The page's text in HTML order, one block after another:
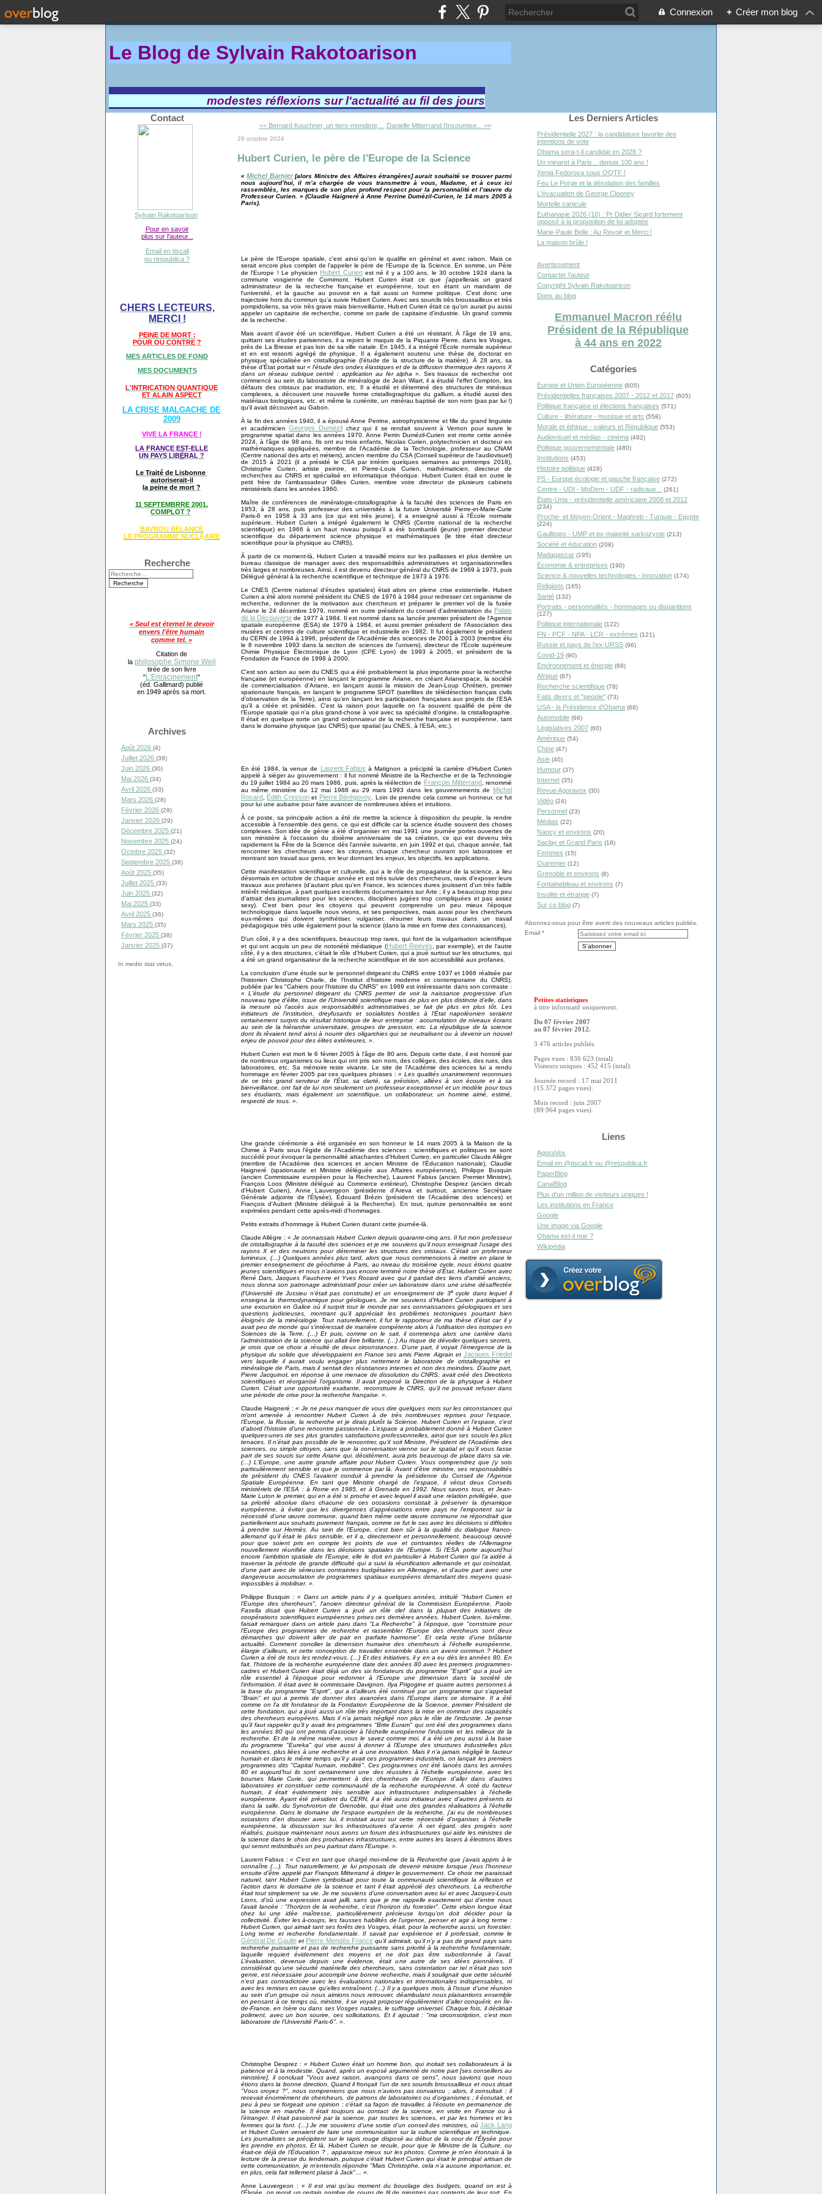
Connexion + Créer mon blog
Le Blog de Sylvain Rakotoarison
modestes réflexions sur l'actualité au fil des jours
Contact
Sylvain Rakotoarison
Pour en savoir
plus sur l'auteur...
Email en tiscali
ou respublica ?
CHERS LECTEURS,
MERCI !
PEINE DE MORT :
POUR OU CONTRE ?
MES ARTICLES DE FOND
MES DOCUMENTS
L'INTRICATION QUANTIQUE
ET ALAIN ASPECT
LA CRISE MALGACHE DE
2009
VIVE LA FRANCE !
LA FRANCE EST-ELLE
UN PAYS LIBÉRAL ?
Le Traité de Lisbonne
autoriserait-il
la peine de mort ?
11 SEPTEMBRRE 2001,
COMPLOT ?
BAYROU RELANCE
LE PROGRAMME NUCLÉAIRE
Recherche
« Seul est éternel le devoir
envers l'être humain
comme tel. »
Citation de
la philosophe Simone Weil
tirée de son livre
"L'Enracinement"
(éd. Gallimard) publié
en 1949 après sa mort.
Archives
Août 2026 (4)
Juillet 2026 (39)
Juin 2026 (30)
Mai 2026 (34)
Avril 2026 (33)
Mars 2026 (28)
Février 2026 (29)
Janvier 2026 (29)
Décembre 2025 (21)
Novembre 2025 (24)
Octobre 2025 (32)
Septembre 2025 (38)
Août 2025 (35)
Juillet 2025 (33)
Juin 2025 (32)
Mai 2025 (33)
Avril 2025 (36)
Mars 2025 (35)
Février 2025 (38)
Janvier 2025 (37)
In medio stat virtus.
<< Bernard Kouchner, un tiers-mondiste,... Danielle Mitterrand l'Insoumise... >>
29 octobre 2024
Hubert Curien, le père de l'Europe de la Science
«Michel Barnier[alors Ministre des Affaires étrangères] aurait souhaité se trouver parmi
nous aujourd’hui, il m’a chargée de vous transmettre à vous, Madame, et à ceux ici
rassemblés, les marques de son plus profond respect pour la personnalité et l’œuvre du
Professeur Curien. » (Claudie Haigneré à Anne Perrine Dumézil-Curien, le 14 mars 2005 à
Paris).
Le père de l'Europe spatiale, c'est ainsi qu'on le qualifie en général et avec raison. Mais ce
serait encore plus complet de l'appeler le père de l'Europe de la Science. En somme, un Père
de l'Europe ! Le physicien Hubert Curienest né il y a 100 ans, le 30 octobre 1924 dans la
commune vosgienne de Cornimont. Hubert Curien était ce que j'appellerais un grand
administrateur de la recherche française et européenne, tout en étant un mandarin de
l'université, et la gauche au pouvoir en a fait aussi un homme politique. C'est donc une
trajectoire hors du commun qu'a suivie Hubert Curien. Avec ses sourcils très broussailleux et très
pompidoliens, sa voix très grave mais bienveillante, Hubert Curien était ce qu'on aurait pu aussi
appeler un capitaine de recherche, comme on parle de capitaine d'industrie. Un grand commis
de la recherche.
Mais avant d'avoir été un scientifique, Hubert Curien a été un résistant. À l'âge de 19 ans,
quittant ses études parisiennes, il a rejoint le maquis de la Piquante Pierre, dans les Vosges,
près de La Bresse et pas loin de sa ville natale. En 1945, il a intégré l'École normale supérieur
et en est ressorti agrégé de physique. Il a également soutenu une thèse de doctorat en
physique spécialisée en cristallographie (l'étude de la structure de la matière). À 28 ans, sa
thèse d'État portait sur« l'étude des ondes élastiques et de la diffusion thermique des rayons X
dans un réseau cubique centré : application au fer alpha » . Ses travaux de recherche ont
commencé au sein du laboratoire de minéralogie de Jean Wiart, il a étudié l'effet Compton, les
défauts des cristaux par irradiation, etc. Il a étudié et déterminé des structures de minéraux
complexes, a découvert une nouvelle forme cristallographique du gallium, a étudié aussi des
matériaux biologiques, etc. et même la curiénite, un minérau baptisé de son nom (pas par lui !)
qu'il avait découvert au Gabon.
À la fin des années 1940, il a épousé Anne Perrine, astrophysicienne et fille du grand linguiste
et académicienGeorges Dumézil chez qui il se rendait souvent à Vernon pour suivre le
programme spatial dans les années 1970. Anne Perrin Dumézil-Curien est morte cette année
2024, à l'âge de 98 ans. Ils ont eu trois enfants, Nicolas Curien, polytechnicien et docteur en
mathématiques appliquées, membre de l'Académie de la Technologie, professeur au CNAM
(Centre national des arts et métiers), ancien membre du CSA (Conseil supérieur de l'audiovisuel)
de 2015 à 2021 (il a présidé le CSA par intérim quelques semaines au printemps 2018),
Christophe Curien, artiste peintre, et Pierre-Louis Curien, mathématicien, directeur de
recherches au CNRS et spécialisé en informatique théorique. Hubert Curien était en outre le
petit frère de l'ambassadeur Gilles Curien, membre voire directeur de plusieurs cabinets
ministériels dans les années 1960.
Maître de conférences de minéralogie-cristallographie à la faculté des sciences de Paris en
1953, à 28 ans, puis professeur des universités à la future Université Pierre-et-Marie-Curie
Paris-6 en 1958 à 33 ans (ce qui est très jeune), il a enseigné aussi à l'École normale
supérieure, Hubert Curien a intégré également le CNRS (Centre national de la recherche
scientifique) en 1966 à un haut niveau puisqu'il a été bombardé (jeune) premier directeur
scientifique du département science physique et mathématiques (le titre était directeur
scientifique pour la physique au CNRS).
À partir de ce moment-là, Hubert Curien a travaillé moins sur les paillasses et plus derrière un
bureau classique de manager avec des responsabilités administratives et organisationnelles
très larges et nombreuses. Ainsi, il est devenu directeur général du CNRS de 1969 à 1973, puis
Délégué général à la recherche scientifique et technique de 1973 à 1976.
Le CNES (Centre national d'études spatiales) était alors en pleine crise existentielle. Hubert
Curien a été alors nommé président du CNES de 1976 à 1984 pour redresser cet organisme de
recherche, redonner de la motivation aux chercheurs et préparer le premier vol de la fusée
Ariane le 24 décembre 1979, nommé en outre président du conseil d'administration du Palais
de la Découverte de 1977 à 1984. Il est nommé dans sa lancée premier président de l'Agence
spatiale européenne (ESA) de 1979 à 1984, et aussi premier président de l'Association des
musées et centres de culture scientifique et industrielle en 1982. Il fut également le président
du CERN de 1994 à 1996, président de l'Académie des sciences de 2001 à 2003 (membre élu
le 8 novembre 1993 dans la section de sciences de l'univers), directeur de l'École supérieure
Chimie Physique Électronique de Lyon (CPE Lyon) de 1993 à 2005, et président de la
Fondation de France de 1998 à 2000.
C'est son action au sein du CNES qui a été probablement la plus importante pour la recherche
française (et européenne) en lançant le programme Ariane, en créant Arianespace, la société
de commercialisation d'Ariane, en lançant aussi la mission de Jean-Loup Chrétien, premier
spationaute français, en lançant le programme SPOT (satellites de télédétection français civils
d'observation de la Terre), ainsi qu'en lançant les participation françaises aux projets de l'ESA
qu'il a créée et présidée. C'est la raison pour laquelle on l'a souvent qualifié de père de
l'Europe spatiale qui n'a plus grand-chose à voir avec sa spécialité d'origine, la cristallographie.
Il était en quelque sorte un grand ordonnateur de la recherche française et européenne, tant
dans le domaine physique (au CNRS) que spatial (au CNES, à l'ESA, etc.).
En été 1984, la venue de Laurent Fabius à Matignon a précipité la carrière d'Hubert Curien
appelé à siéger au gouvernement : il fut nommé Ministre de la Recherche et de la Technologie
du 19 juillet 1984 au 20 mars 1986, puis, après la réélection de François Mitterrand , renommé
au même ministère du 12 mai 1988 au 29 mars 1993 dans les gouvernements de Michel
Rocard Édith Cressonet Pierre Bérégovoy . Loin de prendre cela comme un honneur, ce fut
pour lui une aubaine pour faire avancer de nombreuses idées et intuitions.
À ce poste, sa principale action a été de mettre la science à disposition du peuple, la rendre
accessible à l'ensemble des gens, ce qui est difficile car la science étudie souvent des choses
complexes. Son idée de génie a été d'organiser en mai 1991 une journée portes ouvertes de
son ministère à l'occasion du dixième anniversaire de sa création, ce qui est devenu très
rapidement la Fête de la Science dès l'année suivante, en juin 1992 et qui, chaque année, fait
rencontrer les chercheurs avec les citoyens, chaque chercheur ouvrant son laboratoire et
montrant son travail aux gens, en leur donnant les enjeux, les objectifs, les applications.
Cette manifestation scientifique et culturelle, qui a le rôle de propagateur de la science, a lieu
désormais en octobre de chaque année et est très suivie des chercheurs, ravis d'exposer leurs
travaux aux profanes (d'autant plus qu'en France, les sciences dures jouissent d'un très faible
intérêt médiatique, à part quelques excellents documentaires sur Arte ; il y a beaucoup trop peu
d'attrait des journalistes pour les sciences, disciplines jugées trop compliquées et pas assez
sexy). C'est bien pour les citoyens qui peuvent comprendre un peu mieux l'époque
technologique dans laquelle nous vivons, et ses perspectives, mais aussi pour les chercheurs
eux-mêmes qui doivent synthétiser, vulgariser, résumer leurs travaux dans un travail
pédagogique très utile également pour la science (dans la mise en forme des connaissances).
D'un côté, il y a des scientifiques, beaucoup trop rares, qui font de la vulgarisation scientifique
et qui ont acquis un peu de notoriété médiatique (Hubert Reeves , par exemple), et de l'autre
côté, il y a des structures, c'était le rôle d'Hubert Curien, qui a joué surtout sur les structures, qui
a été un grand organisateur de la recherche scientifique et de son accessibilité aux profanes.
La conclusion d'une étude sur le personnel dirigeant du CNRS entre 1937 et 1966 réalisée par
l'historien Christophe Charle, de l'Institut d'histoire moderne et contemporaine du CNRS),
publiée par les "Cahiers pour l'histoire du CNRS" en 1989 est intéressante dans son contraste :
« L'étude du personnel dirigeant du CNRS permet de voir la naissance progressive d'un
nouveau type d'élite, issue de l'Université scientifique mais de plus en plus distincte d'elle, dans
la mesure où l'accès aux responsabilités administratives se fait de plus en plus tôt. Les
initiateurs de l'institution, dreyfusards et socialistes hostiles à l'État napoléonien seraient
certainement surpris du résultat historique de leur entreprise : accumulation de niveaux écrans
au sein de la hiérarchie universitaire, groupes de pression, etc. La république de la science
dont ils rêvaient tend ainsi à nourrir des oligarchies qui se neutralisent ou à devenir un nouvel
enjeu de pouvoir pour des élites extérieures. »
Hubert Curien est mort le 6 février 2005 à l'âge de 80 ans. Depuis cette date, il est honoré par
de nombreux organismes ou lieux qui ont pris son nom, des collèges, des écoles, des rues, des
laboratoires, etc. Sa mémoire reste vivante. Le site de l'Académie des sciences lui a rendu
hommage en février 2005 par ces quelques phrases :« Les qualités unanimement reconnues
de ce très grand serviteur de l'État, sa clarté, sa précision, alliées à son écoute et à sa
bienveillance, ont fait de lui non seulement un professeur exceptionnel et un modèle pour tous
ses étudiants, mais également un scientifique, un collaborateur, un homme aimé, estimé,
respecté de tous. »
Une grande cérémonie a été organisée en son honneur le 14 mars 2005 à la Maison de la
Chimie à Paris sous l'égide de l'Académie des sciences : scientifiques et politiques se sont
succédé pour évoquer la personnalité attachantes d'Hubert Curien, en particulier Claude Allègre
(membre de l'Académie des sciences et ancienMinistre de l'Éducation nationale), Claudie
Haigneré (spationaute et Ministre déléguée aux Affaires européennes), Philippe Busquin
(ancien Commissaire européen pour la Recherche), Laurent Fabius (ancien Premier Ministre),
François Loos (Ministre délégué au Commerce extérieur), Christophe Desprez (ancien dircab
d'Hubert Curien), Anne Lauvergeon (présidente d'Areva et surtout, ancienne Secrétaire
Générale adjointe del'Élysée), Édouard Brézin (président de l'Académie des sciences) et
François d'Aubert (Ministre délégué à la Recherche). En tout, quinze personnalités se sont
exprimées pendant cette après-midi d'hommages.
Petits extraits d'hommage à Hubert Curien durant cette journée-là.
Claude Allègre :« Je connaissais Hubert Curien depuis quarante-cinq ans. Il fut mon professeur
de cristallographie à la faculté des sciences et je me souviens qu’il nous enseignait l’usage des
rayons X et des neutrons pour déterminer les structures des cristaux. C’était un professeur
lumineux. (…) Quelques années plus tard, alors que nous commencions à mettre en place le
premier enseignement de géochimie à Paris, au niveau du troisième cycle, nous étions quatre
jeunes scientifiques et nous n’avions pas encore terminé notre thèse d’État, Hubert Curien avec
René Dars, Jacques Faucherre et Yves Rocard avec qui il gardait des liens d’amitié anciens,
nous donna son patronage administratif pour créer un laboratoire dans une usine désaffectée
(l’Université de Jussieu n’était pas construite) et un enseignement de 3ecycle dans lequel il
enseigna la thermodynamique pour géologues. Je me souviens d’Hubert Curien participant à
une excursion en Galice où il surprit tout le monde par ses connaissances géologiques et ses
questions judicieuses, montrant qu’il appréciait les problèmes tectoniques pourtant bien
éloignés de la minéralogie. Tout naturellement, il fut le rapporteur de ma thèse d’état car il y
avait peu de monde qui s’intéressait de manière compétente alors à l’utilisation des isotopes en
Sciences de la Terre. (…) Et puis, comme on le sait, il commença alors une carrière dans
l’administration de la science qui allait être brillante. (…) Au risque de dévoiler quelques secrets,
je crois que ce choix a résulté de deux circonstances. D’une part, il voyait l’émergence de la
physique du solide que développaient en France ses amis Pierre Aigrain et Jacques Friedel
vers laquelle il aurait voulu engager plus nettement le laboratoire de cristallographie et
minéralogie de Paris, mais il sentait des résistances internes et non des moindres. D’autre part,
Pierre Jacquinot, en réponse à une menace de dissolution du CNRS, avait créé des Directions
scientifiques et réorganisé l’organisme. Il avait proposé la Direction de la physique à Hubert
Curien. C’était une opportunité exaltante, reconstruire le CNRS, qu’il ne pouvait refuser dans
une période de crise pour la recherche française. ».
Claudie Haigneré :« Je ne peux manquer de vous dire quelques mots sur les circonstances qui
m'ont amenée à rencontrer Hubert Curien à de très nombreuses reprises pour l'espace,
l'Europe, la Russie, la recherche et je dirais plutôt la Science. Hubert Curien et l’espace, c’est
d’abord l’histoire d’une rencontre passionnée. L’espace a probablement donné à Hubert Curien
quelques-unes de ses plus grandes satisfactions professionnelles, ainsi que ses soucis les plus
tenaces. Il n’était pas possible de le rencontrer, qu’il soit Ministre, Président de l’Académie des
sciences, ou simple citoyen, sans que la conversation vienne sur le spatial et qu’il vous fasse
part de ses soucis sur cette Ariane qui, décidément, aura pris beaucoup de place dans sa vie.
(…) L'Europe, une autre grande affaire pour Hubert Curien. Vous comprendrez que j’y sois
particulièrement sensible et que je commence par là. Avant d’être ministre, ses responsabilités
de président du CNES l’avaient conduit à prendre la présidence du Conseil de l’Agence
Spatiale Européenne. En tant que Ministre chargé de l’espace, il vécut deux Conseils
ministériels de l’ESA : à Rome en 1985, et à Grenade en 1992. Nous savons tous, et Jean-
Marie Luton le premier, qui en a été si proche et avec lequel il avait une relation privilégiée, que
sa priorité absolue dans chacune de ces occasions consistait à préserver la dynamique
européenne, à éviter que les divergences d’appréciations entre pays ne l’emportent sur la
nécessité d’une œuvre commune, quand bien même cette œuvre commune ne répondrait que
partiellement aux souhaits purement français, comme ce fut le cas avec les décisions si difficiles
à prendre sur Hermès. Au sein de l’Europe, c’est bien sûr à la qualité du dialogue franco-
allemand qu’il était le plus sensible, et il a, directement et personnellement, beaucoup œuvré
pour que soient pris en compte les points de vue et contraintes réelles de l’Allemagne
nouvellement réunifiée dans les décisions spatiales de l’Europe. Si l’ESA porte aujourd’hui
encore l’ambition spatiale de l’Europe, elle le doit en particulier à Hubert Curien qui l’a aidée à
traverser la période de grande difficulté qui a suivi la réunification allemande et qui coïncidait,
d’une part avec de sérieuses contraintes budgétaires en Allemagne, et d’autre part avec une
dangereuse accumulation de programmes spatiaux européens demandant des moyens quasi-
impossibles à mobiliser. ».
Philippe Busquin :« Dans un article paru il y a quelques années, intitulé "Hubert Curien et
l'Europe des chercheurs", l'ancien directeur général de la Commission Européenne, Paolo
Fasella disait que Hubert Curien a joué un rôle clef dans la plupart des initiatives de
coopérations scientifiques européennes prises ces dernières années. Hubert Curien, lui-même,
faisait remarquer dans un article paru dans "La Recherche" à l'époque, que "construire pour
l'Europe des programmes de recherche et rassembler l'Europe des chercheurs sont deux
démarches qui doivent aller de pair en parfaite harmonie". Et cela reste d'une brûlante
actualité. Comment concilier la dimension humaine des chercheurs à l'échelle européenne,
élargie d'ailleurs, et cette conception de travailler ensemble dans un avenir commun ? Hubert
Curien a été de tous les rendez-vous. (…) Et des initiatives, il y en a eu dès les années 80. En
fait, l'histoire de la recherche européenne date des années 80 avec les premiers programmes-
cadres et Hubert Curien était déjà un des six fondateurs du programme "Esprit" qui a joué un
rôle essentiel à l'époque pour redonner à l'Europe une dimension dans la société de
l'information. Il était avec le commissaire Davignon, Ilya Prigogine et quatre autres personnes à
la base du programme "Esprit", qui a d'ailleurs été continué par un programme qui s'appelait
"Brain" et qui a permis de donner des avancées dans l'Europe dans ce domaine. Il a été
comme on l'a dit fondateur de la Fondation Européenne de la Science, premier Président de
cette fondation, qui a joué aussi un rôle très important dans la mise en commun des capacités
des chercheurs européens. Mais il n'a jamais négligé non plus le rôle de l'industrie. Je pense
qu'il faut rappeler qu'il y avait les programmes "Brite Euram" qui ont été des programmes dans
les années 80 qui ont permis d'associer à l'échelle européenne l'industrie et les milieux de la
recherche. Et de la même manière, vous le savez comme moi, il a été un peu aussi à la base
du programme "Eureka" qui vise aussi à donner à l'Europe des structures industrielles plus
novatrices, plus liées à une recherche et à une innovation. Mais il n'a jamais négligé le facteur
humain et dans le même temps qu'il y avait ces programmes industriels, on lançait les premiers
programmes dits "Capital humain, mobilité". Ces programmes ont été lancés dans les années
80 et aujourd'hui ils sont certainement une des réussites à l'échelle européenne, avec les
bourses Marie Curie, qui permettent à des chercheurs de l'Europe d'aller dans d'autres
laboratoires et constituer cette communauté de la recherche européenne. À coté du facteur
humain, il était évidemment très sensible aux infrastructures indispensables à l'échelle
européenne. Ayant été président du CERN, il a été aussi initiateur avec d'autres présents ici
dans la salle, du Synchrotron de Grenoble, qui était une des grandes réalisations à l'échelle
européenne. Dans le domaine de l'espace européen de la recherche, j'ai eu de nombreuses
occasions d'en discuter avec lui, il insistait aussi sur cette nécessité d'organiser, à l'échelle
européenne, la discussion sur les infrastructures d'avenir. À cet égard, des progrès sont
réalisés, puisque maintenant nous avons un forum des infrastructures qui aide les ministres de
la science dans le choix des prochaines infrastructures, entre autres les lasers à électrons libres
qui seront redistribués un peu partout dans l'Europe. ».
Laurent Fabius :« C’est en tant que chargé moi-même de la Recherche que j’avais appris à le
connaître (…). Tout naturellement, je lui proposais de devenir ministre lorsque j’eus l’honneur
ensuite d’être appelé par François Mitterrand à diriger le gouvernement. Ce choix me paraissait
naturel, tant Hubert Curien symbolisait pour toute la communauté scientifique la réflexion et
l’action dans le domaine de la science et tant il était apprécié des chercheurs. La recherche
était tout simplement sa vie. Je me souviens d’une conversation avec lui et avec Jacques-Louis
Lions, d’où une expression avait jailli, sans que je me rappelle exactement qui d’entre nous
l’avait lancée : "l’horizon de la recherche, c’est l’horizon du forestier". Cette vision longue était
chez lui une idée maîtresse, particulièrement précieuse lorsqu’on doit décider pour la
collectivité. Éviter les à-coups, les fausses habilités de l’urgence, penser et agir à long terme :
Hubert Curien, qui aimait tant ses forêts des Vosges, était, pour la recherche aussi, un forestier.
Long terme et recherche fondamentale. Il savait par expérience et il professait, comme le
Général De Gaulleet Pierre Mendès Francequ’il admirait, qu’il n’y a pas de grand pays sans
recherche puissante et pas de recherche puissante sans priorité à la recherche fondamentale,
laquelle requiert évidemment des moyens et ne doit pas être subordonnée à l’aval.
L’évaluation, devenue depuis une évidence, était une autre de ses idées pionnières. Il
considérait qu’une sécurité matérielle des chercheurs, sans ostentation car tel n’était pas son
genre, est nécessaire pour accomplir une bonne recherche, mais il soulignait que cette sécurité
n’est pas contradictoire avec les évaluations nationales et internationales indispensables, ni
avec les remises en cause qu’elles entraînent. (…) Il y a quelques mois, à l’issue d’une réunion
au sein d’un groupe où nous aimions nous retrouver, déambulant nous plaisantions ensemble
en pensant à ce temps où, ministre, il se voyait proposer régulièrement d’aller conquérir, en Île-
de-France, en Isère ou dans ses Vosges natales, le suffrage universel. Chaque fois, il déclinait
poliment, avec un bon sourire, ces sollicitations. Et il ajoutait : "ma circonscription, c’est mon
laboratoire de l’Université Paris-6". ».
Christophe Desprez : « Hubert Curien était un homme bon, qui incitait ses collaborateurs à la
patience et à la modestie. Quand, après un exposé argumenté de notre part [ses conseillers au
ministère], il concluait "Vous avez raison, avançons dans ce sens", nous savions que nous
étions dans la bonne direction. Quand il fronçait l’un de ses sourcils broussailleux et nous disait
"Vous croyez ?", nous comprenions que nous n’avions pas convaincu ; alors, il consultait ; il
recevait énormément de chercheurs, de patrons de laboratoires ou d’organismes ; il écoutait, et
peu à peu se forgeait une opinion ; c’était sa façon de travailler, à l’écoute en permanence de
la science en marche. Il était toujours au contact de la science, en visite en France ou à
l’étranger. Il était passionné par la science, par toutes les sciences, et par les hommes et les
femmes qui la font. (…) Je me souviens d’une sortie d’un conseil des ministres, oùJack Lang
et Hubert Curien venaient de faire une communication sur la culture scientifique et technique.
Les journalistes se précipitent sur le tapis rouge disposé au début de la cour de l’Élysée pour
les prendre en photos. Et là, Hubert Curien se recule, pour que le Ministre de la Culture, ou
était-ce déjà de l’Éducation ? , apparaisse mieux sur les photos. Comme je m’en étonnais à la
lecture de la presse du lendemain, puisque c’était Hubert Curien qui était le principal artisan de
cette communication, je m’entendis répondre "Mais Christophe, cela n’a aucune importance, et,
en plus, cela fait tellement plaisir à Jack"… ».
Anne Lauvergeon : « Il est vrai qu'au moment du bouclage des budgets, quand on est à
l'Élysée , on reçoit un certain nombre de coups de fil de ministres pas contents de leur sort. En
Les Derniers Articles
Présidentielle 2027 : la candidature favorite des
intentions de vote
Obama sera-t-il candidat en 2028 ?
Un minaret à Paris... depuis 100 ans !
Xenia Fedorova sous OQTF !
Feu Le Porge et la désolation des familles
L'évacuation de George Clooney
Mortelle canicule
Euthanasie 2026 (16) : Pr Didier Sicard fortement
opposé à la proposition de loi adoptée
Marie-Paule Belle : Au Revoir et Merci !
La maison brûle !
Avertissement
Contacter l'auteur
Copyright Sylvain Rakotoarison
Dons au blog
Emmanuel Macron réélu
Président de la République
à 44 ans en 2022
Catégories
Europe et Union Européenne (605)
Présidentielles françaises 2007 - 2012 et 2017 (605)
Politique française et élections françaises (571)
Culture - littérature - musique et arts (558)
Morale et éthique - valeurs et République (553)
Audiovisuel et médias - cinéma (492)
Politique gouvernementale (480)
Institutions (453)
Histoire politique (428)
PS - Europe écologie et gauche française (272)
Centre - UDI - MoDem - UDF - radicaux... (261)
États-Unis - présidentielle américaine 2008 et 2012
(234)
Proche- et Moyen-Orient - Maghreb - Turquie - Egypte
(224)
Gaullistes - UMP et ex-majorité sarkozyste (213)
Société et éducation (208)
Madagascar (195)
Économie & entreprises (190)
Science & nouvelles technologies - innovation (174)
Religions (165)
Santé (132)
Portraits - personnalités - hommages ou disparitions
(127)
Politique internationale (122)
FN - PCF - NPA - LCR - extrêmes (121)
Russie et pays de l'ex-URSS (96)
Covid-19 (90)
Environnement et énergie (88)
Afrique (87)
Recherche scientifique (78)
Faits divers et "people" (73)
USA - la Présidence d'Obama (68)
Automobile (66)
Législatives 2007 (60)
Amérique (54)
Chine (47)
Asie (40)
Humour (37)
Internet (35)
Revue Agoravox (30)
Vidéo (24)
Personnel (23)
Médias (22)
Nancy et environs (20)
Saclay et Grand Paris (18)
Femmes (15)
Outremer (12)
Grenoble et environs (8)
Fontainebleau et environs (7)
Insolite et étrange (7)
Sur ce blog (7)
Abonnez-vous pour être averti des nouveaux articles publiés.
Email
Petites statistiques
à titre informatif uniquement.
Du 07 février 2007
au 07 février 2012.
3 476 articles publiés.
Pages vues : 836 623 (total).
Visiteurs uniques : 452 415 (total).
Journée record : 17 mai 2011
(15 372 pages vues).
Mois record : juin 2007
(89 964 pages vues).
Liens
AgoraVox
Email en @tiscali.fr ou @respublica.fr
PaperBlog
CanalBlog
Plus d'un million de visiteurs uniques !
Les institutions en France
Google
Une image via Google
Obama est-il noir ?
Wikipédia